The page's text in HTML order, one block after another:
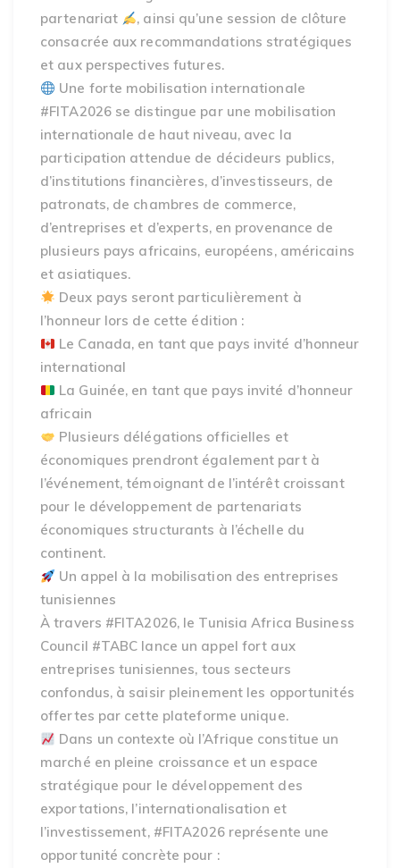
partenariat
, ainsi qu’une session de clôture
consacrée aux recommandations stratégiques
et aux perspectives futures.
Une forte mobilisation internationale
#FITA2026 se distingue par une mobilisation
internationale de haut niveau, avec la
participation attendue de décideurs publics,
d’institutions financières, d’investisseurs, de
patronats, de chambres de commerce,
d’entreprises et d’experts, en provenance de
plusieurs pays africains, européens, américains
et asiatiques.
Deux pays seront particulièrement à
l’honneur lors de cette édition :
Le Canada, en tant que pays invité d’honneur
international
La Guinée, en tant que pays invité d’honneur
africain
Plusieurs délégations officielles et
économiques prendront également part à
l’événement, témoignant de l’intérêt croissant
pour le développement de partenariats
économiques structurants à l’échelle du
continent.
Un appel à la mobilisation des entreprises
tunisiennes
À travers #FITA2026, le Tunisia Africa Business
Council #TABC lance un appel fort aux
entreprises tunisiennes, tous secteurs
confondus, à saisir pleinement les opportunités
offertes par cette plateforme unique.
Dans un contexte où l’Afrique constitue un
marché en pleine croissance et un espace
stratégique pour le développement des
exportations, l’internationalisation et
l’investissement, #FITA2026 représente une
opportunité concrète pour :